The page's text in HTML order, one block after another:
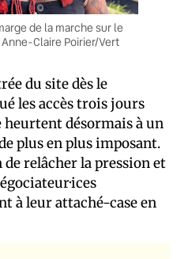
de la marche sur le
Claire Poirier/Vert
du site dès le
les accès trois jours
heurtent désormais à un
plus en plus imposant.
relâcher la pression et
à leur attaché-case en